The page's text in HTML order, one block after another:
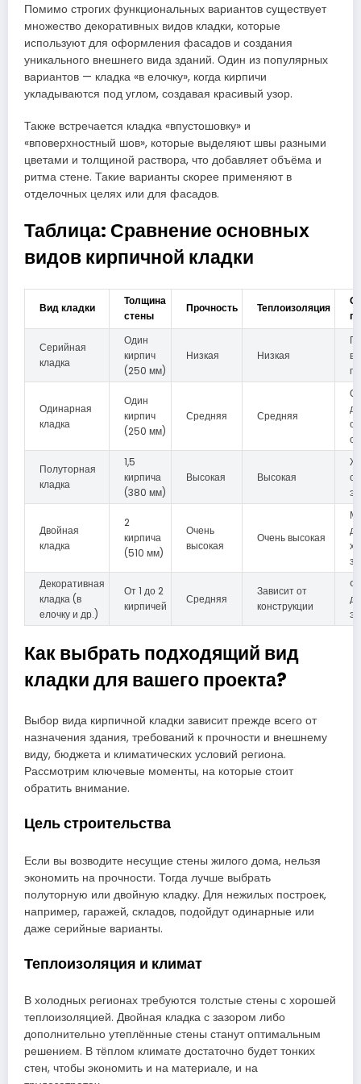
Помимо строгих функциональных вариантов существует
множество декоративных видов кладки, которые
используют для оформления фасадов и создания
уникального внешнего вида зданий. Один из популярных
вариантов — кладка «в елочку», когда кирпичи
укладываются под углом, создавая красивый узор.
Также встречается кладка «впустошовку» и
«вповерхностный шов», которые выделяют швы разными
цветами и толщиной раствора, что добавляет объёма и
ритма стене. Такие варианты скорее применяют в
отделочных целях или для фасадов.
Таблица: Сравнение основных
видов кирпичной кладки
Вид кладки
Толщина
стены
Прочность Теплоизоляция
Серийная
кладка
Один
кирпич
(250 мм)
Низкая Низкая
Одинарная
кладка
Один
кирпич
(250 мм)
Средняя Средняя
Полуторная
кладка
1,5
кирпича
(380 мм)
Высокая Высокая
Двойная
кладка
2
кирпича
(510 мм)
Очень
высокая
Очень высокая
Декоративная
кладка (в
елочку и др.)
От 1 до 2
кирпичей
Средняя
Зависит от
конструкции
Как выбрать подходящий вид
кладки для вашего проекта?
Выбор вида кирпичной кладки зависит прежде всего от
назначения здания, требований к прочности и внешнему
виду, бюджета и климатических условий региона.
Рассмотрим ключевые моменты, на которые стоит
обратить внимание.
Цель строительства
Если вы возводите несущие стены жилого дома, нельзя
экономить на прочности. Тогда лучше выбрать
полуторную или двойную кладку. Для нежилых построек,
например, гаражей, складов, подойдут одинарные или
даже серийные варианты.
Теплоизоляция и климат
В холодных регионах требуются толстые стены с хорошей
теплоизоляцией. Двойная кладка с зазором либо
дополнительно утеплённые стены станут оптимальным
решением. В тёплом климате достаточно будет тонких
стен, чтобы экономить и на материале, и на